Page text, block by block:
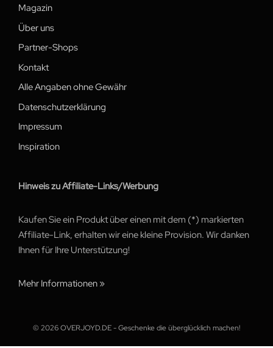
Magazin
Über uns
Partner-Shops
Kontakt
Alle Angaben ohne Gewähr
Datenschutzerklärung
Impressum
Inspiration
Hinweis zu Affiliate-Links/Werbung
Kaufen Sie ein Produkt über einen mit dem (*) markierten
Affiliate-Link, erhalten wir eine kleine Provision. Wir danken
Ihnen für Ihre Unterstützung!
Mehr Informationen »
© 2026 OVERJOYD.DE - Geschenke die überglücklich machen!